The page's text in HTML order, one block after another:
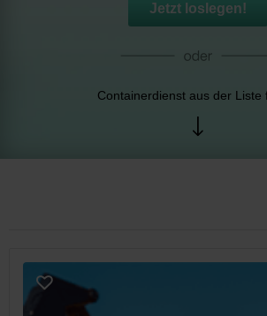
Jetzt loslegen!
Containerdienst aus der Liste